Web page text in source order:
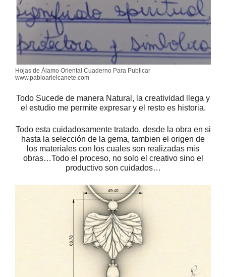
Hojas de Álamo Oriental Cuaderno Para Publicar
www.pabloarielcanete.com
Todo Sucede de manera Natural, la creatividad llega y
el estudio me permite expresar y el resto es historia.
Todo esta cuidadosamente tratado, desde la obra en si
hasta la selección de la gema, tambien el origen de
los materiales con los cuales son realizadas mis
obras…Todo el proceso, no solo el creativo sino el
productivo son cuidados…